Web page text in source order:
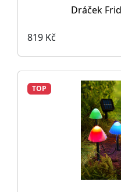
Dráček
819 Kč
TOP